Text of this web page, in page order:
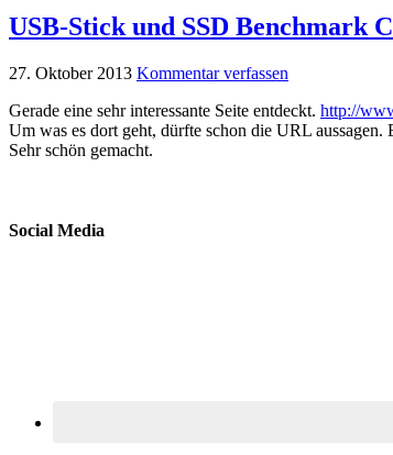
USB-Stick und SSD Benchmark
27. Oktober 2013 Kommentar verfassen
Gerade eine sehr interessante Seite entdeckt. http://
Um was es dort geht, dürfte schon die URL
Sehr schön gemacht.
Social Media